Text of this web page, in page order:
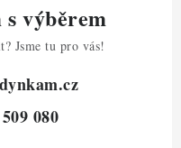
s výběrem
Jsme tu pro vás!
080